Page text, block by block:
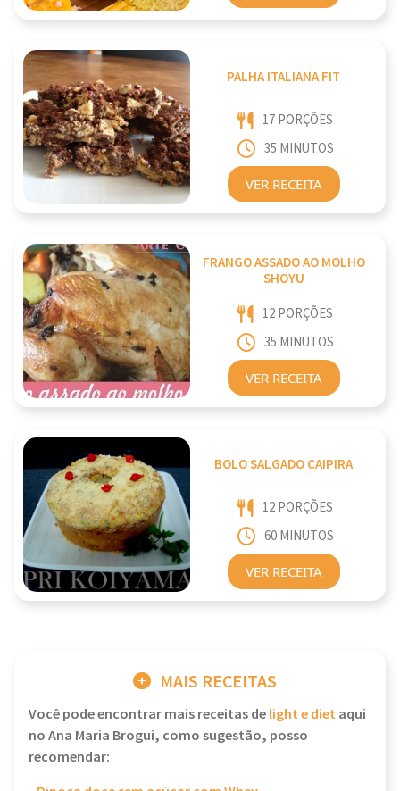
PALHA ITALIANA FIT
17 PORÇÕES
35 MINUTOS
VER RECEITA
FRANGO ASSADO AO MOLHO
SHOYU
12 PORÇÕES
35 MINUTOS
VER RECEITA
BOLO SALGADO CAIPIRA
12 PORÇÕES
60 MINUTOS
VER RECEITA
MAIS RECEITAS
Você pode encontrar mais receitas delight e dietaqui
no Ana Maria Brogui, como sugestão, posso
recomendar: